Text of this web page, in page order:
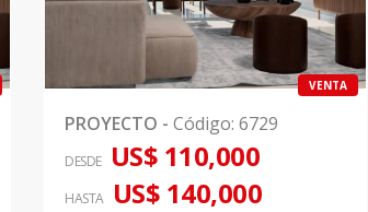
VENTA
PROYECTO - Código: 6729
DESDE US$ 110,000
HASTA US$ 140,000